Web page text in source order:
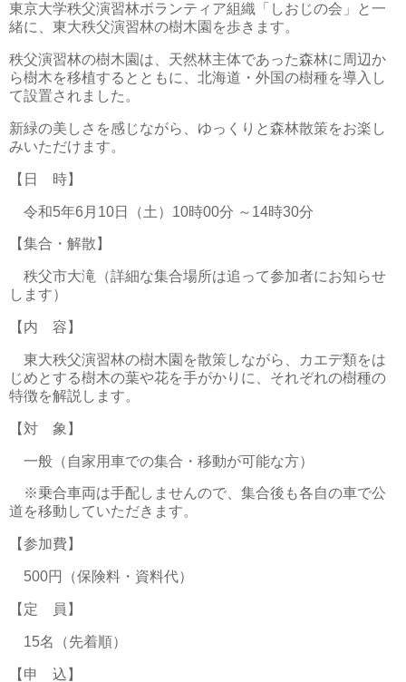
東京大学秩父演習林ボランティア組織「しおじの会」と一
緒に、東大秩父演習林の樹木園を歩きます。
秩父演習林の樹木園は、天然林主体であった森林に周辺か
ら樹木を移植するとともに、北海道・外国の樹種を導入し
て設置されました。
新緑の美しさを感じながら、ゆっくりと森林散策をお楽し
みいただけます。
【日 時】
令和5年6月10日（土）10時00分 ～14時30分
【集合・解散】
秩父市大滝（詳細な集合場所は追って参加者にお知らせ
します）
【内 容】
東大秩父演習林の樹木園を散策しながら、カエデ類をは
じめとする樹木の葉や花を手がかりに、それぞれの樹種の
特徴を解説します。
【対 象】
一般（自家用車での集合・移動が可能な方）
※乗合車両は手配しませんので、集合後も各自の車で公
道を移動していただきます。
【参加費】
500円（保険料・資料代）
【定 員】
15名（先着順）
【申 込】